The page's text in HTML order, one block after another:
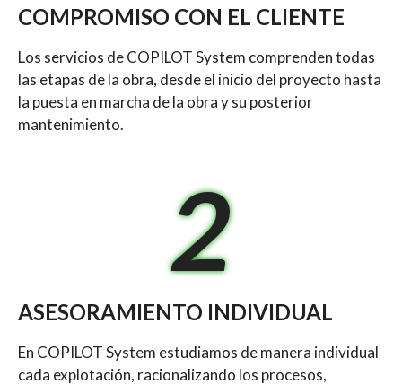
COMPROMISO CON EL CLIENTE
Los servicios de COPILOT System comprenden todas
las etapas de la obra, desde el inicio del proyecto hasta
la puesta en marcha de la obra y su posterior
mantenimiento.
2
ASESORAMIENTO INDIVIDUAL
En COPILOT System estudiamos de manera individual
cada explotación, racionalizando los procesos,